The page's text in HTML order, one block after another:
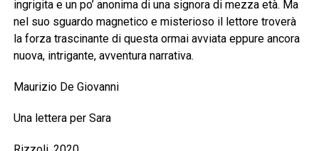
ingrigita e un po’ anonima di una signora di mezza età. Ma
nel suo sguardo magnetico e misterioso il lettore troverà
la forza trascinante di questa ormai avviata eppure ancora
nuova, intrigante, avventura narrativa.
Maurizio De Giovanni
Una lettera per Sara